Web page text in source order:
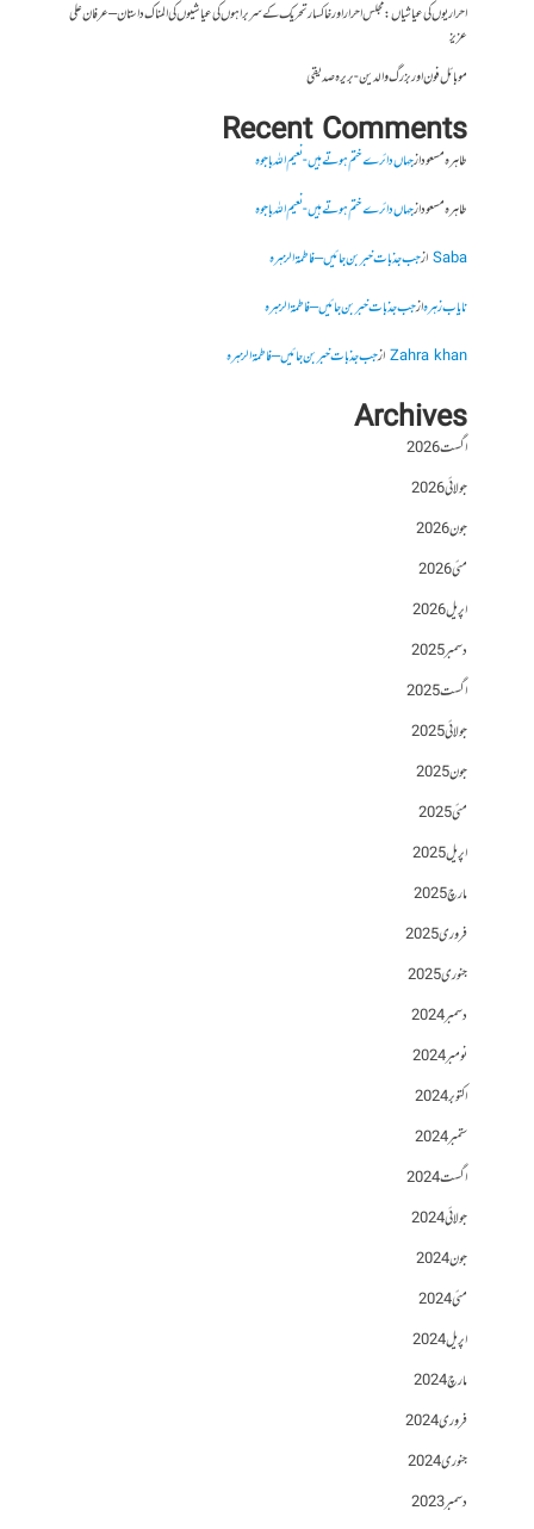
احراریوں کی عیاشیاں : مجلس احرار اور خاکسار تحریک کے سربراہوں کی عیاشیوں کی المناک داستان – عرفان علی
عزیز
موبائل فون اور بزرگ والدین- بریرہ صدیقی
Recent Comments
طاہرہ مسعودازجہاں دائرے ختم ہوتے ہیں- نعیم اللہ باجوہ
طاہرہ مسعودازجہاں دائرے ختم ہوتے ہیں- نعیم اللہ باجوہ
Sabaازجب جذبات خبر بن جائیں – فاطمۃالزہرہ
نایاب زہرہازجب جذبات خبر بن جائیں – فاطمۃالزہرہ
Zahra khanازجب جذبات خبر بن جائیں – فاطمۃالزہرہ
Archives
اگست 2026
جولائی 2026
جون 2026
مئی 2026
اپریل 2026
دسمبر 2025
اگست 2025
جولائی 2025
جون 2025
مئی 2025
اپریل 2025
مارچ 2025
فروری 2025
جنوری 2025
دسمبر 2024
نومبر 2024
اکتوبر 2024
ستمبر 2024
اگست 2024
جولائی 2024
جون 2024
مئی 2024
اپریل 2024
مارچ 2024
فروری 2024
جنوری 2024
دسمبر 2023